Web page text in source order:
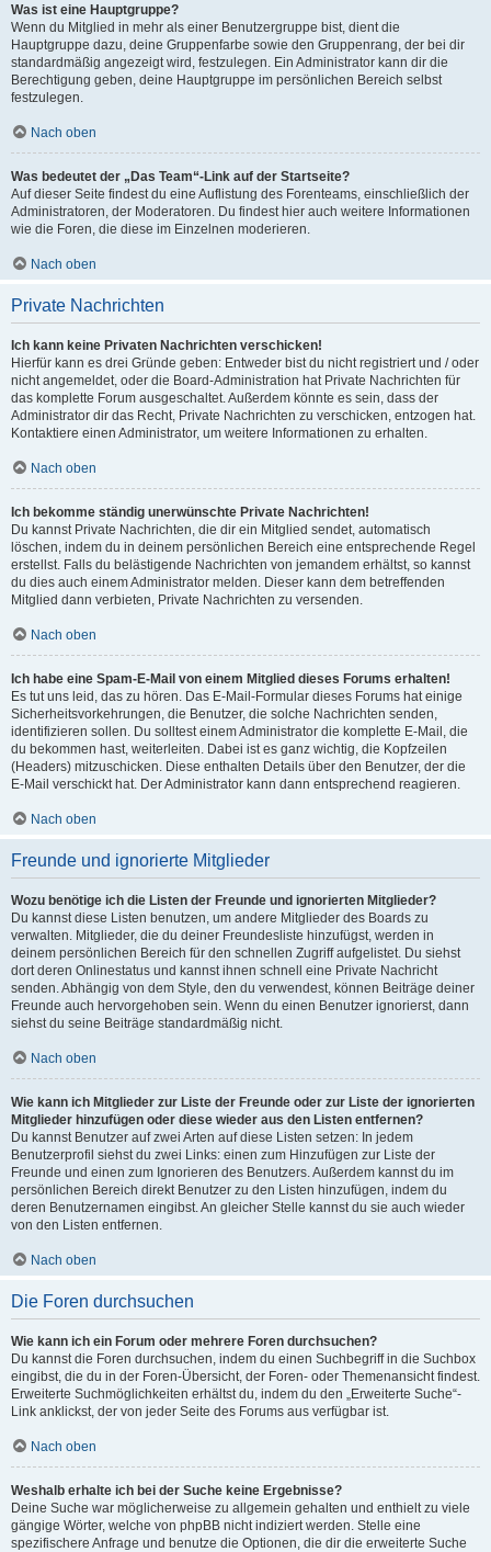
Was ist eine Hauptgruppe?
Wenn du Mitglied in mehr als einer Benutzergruppe bist, dient die
Hauptgruppe dazu, deine Gruppenfarbe sowie den Gruppenrang, der bei dir
standardmäßig angezeigt wird, festzulegen. Ein Administrator kann dir die
Berechtigung geben, deine Hauptgruppe im persönlichen Bereich selbst
festzulegen.
Nach oben
Was bedeutet der „Das Team“-Link auf der Startseite?
Auf dieser Seite findest du eine Auflistung des Forenteams, einschließlich der
Administratoren, der Moderatoren. Du findest hier auch weitere Informationen
wie die Foren, die diese im Einzelnen moderieren.
Nach oben
Private Nachrichten
Ich kann keine Privaten Nachrichten verschicken!
Hierfür kann es drei Gründe geben: Entweder bist du nicht registriert und / oder
nicht angemeldet, oder die Board-Administration hat Private Nachrichten für
das komplette Forum ausgeschaltet. Außerdem könnte es sein, dass der
Administrator dir das Recht, Private Nachrichten zu verschicken, entzogen hat.
Kontaktiere einen Administrator, um weitere Informationen zu erhalten.
Nach oben
Ich bekomme ständig unerwünschte Private Nachrichten!
Du kannst Private Nachrichten, die dir ein Mitglied sendet, automatisch
löschen, indem du in deinem persönlichen Bereich eine entsprechende Regel
erstellst. Falls du belästigende Nachrichten von jemandem erhältst, so kannst
du dies auch einem Administrator melden. Dieser kann dem betreffenden
Mitglied dann verbieten, Private Nachrichten zu versenden.
Nach oben
Ich habe eine Spam-E-Mail von einem Mitglied dieses Forums erhalten!
Es tut uns leid, das zu hören. Das E-Mail-Formular dieses Forums hat einige
Sicherheitsvorkehrungen, die Benutzer, die solche Nachrichten senden,
identifizieren sollen. Du solltest einem Administrator die komplette E-Mail, die
du bekommen hast, weiterleiten. Dabei ist es ganz wichtig, die Kopfzeilen
(Headers) mitzuschicken. Diese enthalten Details über den Benutzer, der die
E-Mail verschickt hat. Der Administrator kann dann entsprechend reagieren.
Nach oben
Freunde und ignorierte Mitglieder
Wozu benötige ich die Listen der Freunde und ignorierten Mitglieder?
Du kannst diese Listen benutzen, um andere Mitglieder des Boards zu
verwalten. Mitglieder, die du deiner Freundesliste hinzufügst, werden in
deinem persönlichen Bereich für den schnellen Zugriff aufgelistet. Du siehst
dort deren Onlinestatus und kannst ihnen schnell eine Private Nachricht
senden. Abhängig von dem Style, den du verwendest, können Beiträge deiner
Freunde auch hervorgehoben sein. Wenn du einen Benutzer ignorierst, dann
siehst du seine Beiträge standardmäßig nicht.
Nach oben
Wie kann ich Mitglieder zur Liste der Freunde oder zur Liste der ignorierten
Mitglieder hinzufügen oder diese wieder aus den Listen entfernen?
Du kannst Benutzer auf zwei Arten auf diese Listen setzen: In jedem
Benutzerprofil siehst du zwei Links: einen zum Hinzufügen zur Liste der
Freunde und einen zum Ignorieren des Benutzers. Außerdem kannst du im
persönlichen Bereich direkt Benutzer zu den Listen hinzufügen, indem du
deren Benutzernamen eingibst. An gleicher Stelle kannst du sie auch wieder
von den Listen entfernen.
Nach oben
Die Foren durchsuchen
Wie kann ich ein Forum oder mehrere Foren durchsuchen?
Du kannst die Foren durchsuchen, indem du einen Suchbegriff in die Suchbox
eingibst, die du in der Foren-Übersicht, der Foren- oder Themenansicht findest.
Erweiterte Suchmöglichkeiten erhältst du, indem du den „Erweiterte Suche“-
Link anklickst, der von jeder Seite des Forums aus verfügbar ist.
Nach oben
Weshalb erhalte ich bei der Suche keine Ergebnisse?
Deine Suche war möglicherweise zu allgemein gehalten und enthielt zu viele
gängige Wörter, welche von phpBB nicht indiziert werden. Stelle eine
spezifischere Anfrage und benutze die Optionen, die dir die erweiterte Suche